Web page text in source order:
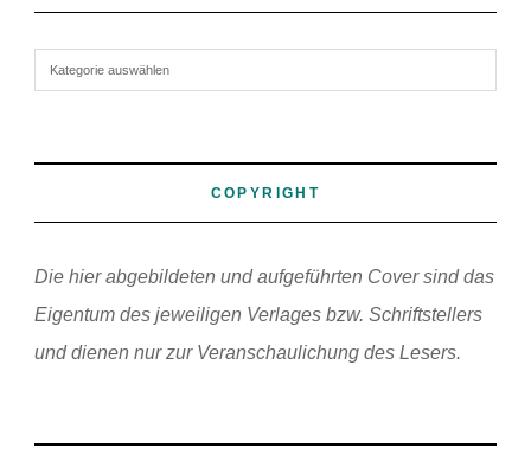
COPYRIGHT
Die hier abgebildeten und aufgeführten Cover sind das
Eigentum des jeweiligen Verlages bzw. Schriftstellers
und dienen nur zur Veranschaulichung des Lesers.